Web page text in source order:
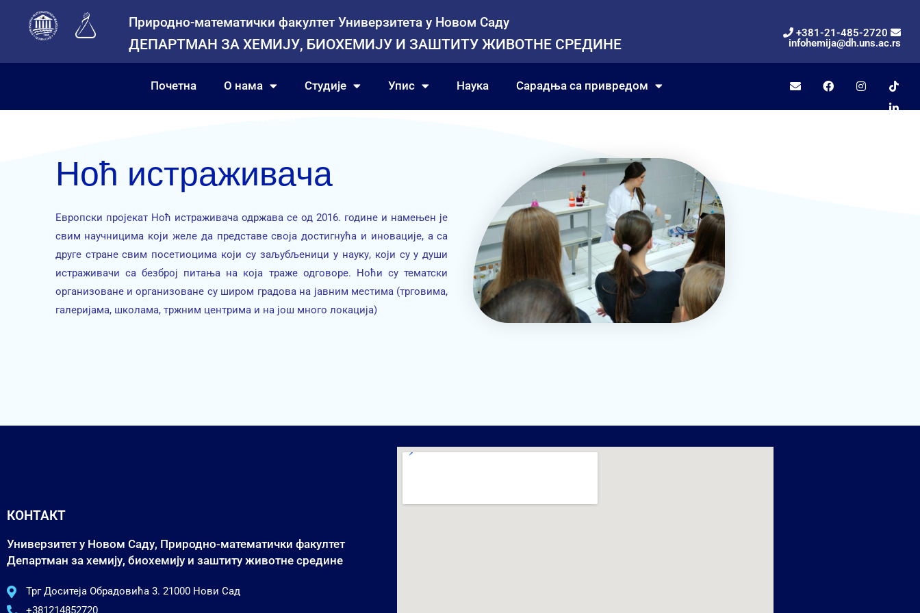
Природно-математички факултет Универзитета у Новом Саду
ДЕПАРТМАН ЗА ХЕМИЈУ, БИОХЕМИЈУ И ЗАШТИТУ ЖИВОТНЕ СРЕДИНЕ
+381-21-485-2720
infohemija@dh.uns.ac.rs
Почетна О нама Студије Упис Наука Сарадња са привредом
Ноћ истраживача
Европски пројекат Ноћ истраживача одржава се од 2016. године и намењен је
свим научницима који желе да представе своја достигнућа и иновације, а са
друге стране свим посетиоцима који су заљубљеници у науку, који су у души
истраживачи са безброј питања на која траже одговоре. Ноћи су тематски
организоване и организоване су широм градова на јавним местима (трговима,
галеријама, школама, тржним центрима и на још много локација)
КОНТАКТ
Универзитет у Новом Саду, Природно-математички факултет
Департман за хемију, биохемију и заштиту животне средине
Трг Доситеја Обрадовића 3. 21000 Нови Сад
+381214852720